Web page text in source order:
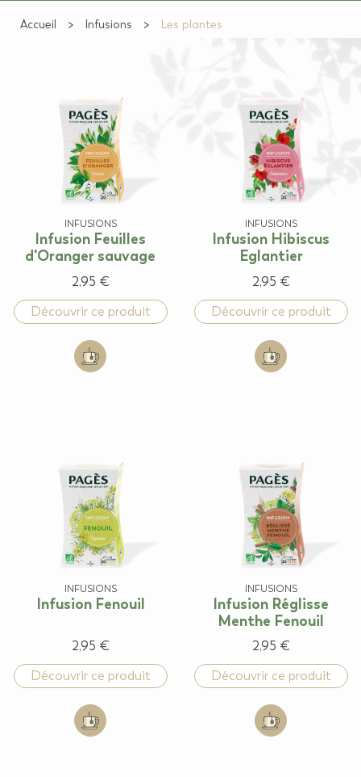
Accueil Infusions Les plantes
INFUSIONS
Infusion Feuilles
d'Oranger sauvage
2,95 €
Découvrir ce produit
Add to cart: Infusion Feuilles d'Oranger sauvage
INFUSIONS
Infusion Hibiscus
Eglantier
2,95 €
Découvrir ce produit
Add to cart:
INFUSIONS
Infusion Fenouil
2,95 €
Découvrir ce produit
Add to cart: Infusion Fenouil
INFUSIONS
Infusion Réglisse
Menthe Fenouil
2,95 €
Découvrir ce produit
Add to cart: